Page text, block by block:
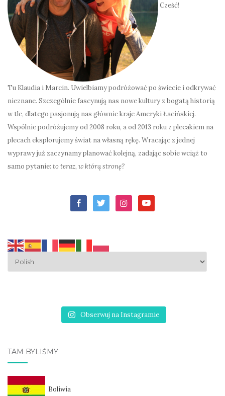
Cześć!
Tu Klaudia i Marcin. Uwielbiamy podróżować po świecie i odkrywać
nieznane. Szczególnie fascynują nas nowe kultury z bogatą historią
w tle, dlatego pasjonują nas głównie kraje Ameryki Łacińskiej.
Wspólnie podróżujemy od 2008 roku, a od 2013 roku z plecakiem na
plecach eksplorujemy świat na własną rękę. Wracając z jednej
wyprawy już zaczynamy planować kolejną, zadając sobie wciąż to
samo pytanie: to teraz, w którą stronę?
facebook-
alt
twitterinstagramyoutube
Obserwuj na Instagramie
TAM BYLIŚMY
Boliwia